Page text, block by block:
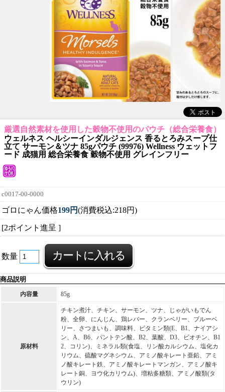
厳選自然素材を使用した穀物不使用のパウチ（総合栄養食）
ウェルネス ヘルシーインダルジェンス 香るとろみスープ仕
立て サーモン＆ツナ 85gパウチ (99976) Wellness ウェットフ
ード 成猫用 総合栄養食 穀物不使用 グレインフリー
c0017-00-0000
ゴロにゃん価格199円(消費税込:218円)
[2ポイント進呈 ]
数量
商品説明
内容量 85g
原材料
チキン煮汁、チキン、サーモン、ツナ、じゃがいもでん
粉、全卵、にんじん、鶏レバー、クランベリー、ブルーベ
リー、さつまいも、調味料、ビタミン類(E、B1、ナイアシ
ン、A、B6、パントテン酸、B2、葉酸、D3、ビオチン、B1
2、コリン)、ミネラル類(食塩、リン酸カルシウム、塩化カ
リウム、硫酸マグネシウム、アミノ酸キレート亜鉛、アミ
ノ酸キレート鉄、アミノ酸キレートマンガン、アミノ酸キ
レート銅、ヨウ化カリウム)、増粘多糖類、アミノ酸類(タ
ウリン)